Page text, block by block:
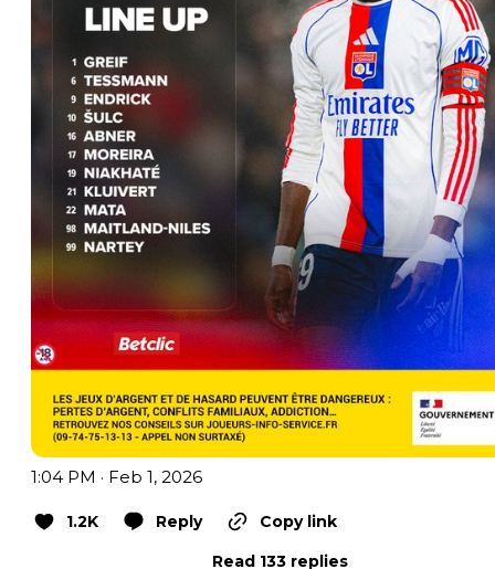
1:04 PM · Feb 1, 2026
1.2K Reply
Copy link
Read 133 replies